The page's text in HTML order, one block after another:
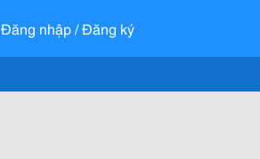
Đăng nhập / Đăng ký